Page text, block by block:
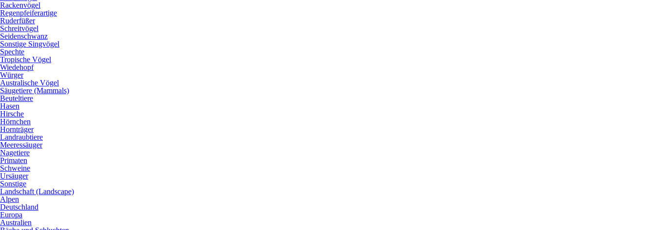
Rackenvögel
Regenpfeiferartige
Ruderfüßer
Schreitvögel
Seidenschwanz
Sonstige Singvögel
Spechte
Tropische Vögel
Wiedehopf
Würger
Australische Vögel
Säugetiere (Mammals)
Beuteltiere
Hasen
Hirsche
Hörnchen
Hornträger
Landraubtiere
Meeressäuger
Nagetiere
Primaten
Schweine
Ursäuger
Sonstige
Landschaft (Landscape)
Alpen
Deutschland
Europa
Australien